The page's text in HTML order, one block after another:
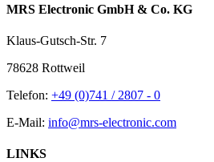
MRS Electronic GmbH & Co. KG
Klaus-Gutsch-Str. 7
78628 Rottweil
Telefon: +49 (0)741 / 2807 - 0
E-Mail: info@mrs-electronic.com
LINKS